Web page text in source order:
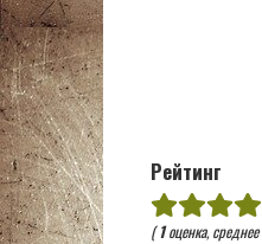
Рейтинг
(1оценка, среднее